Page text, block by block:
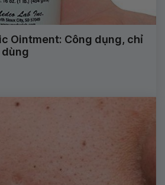
Ointment: Công dụng, chỉ
dùng